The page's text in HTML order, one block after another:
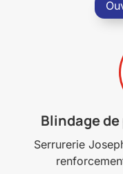
Blindage
Serrurerie